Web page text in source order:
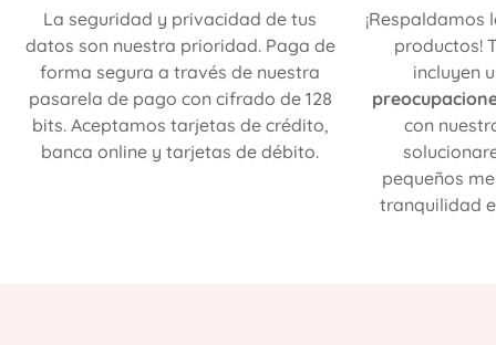
La seguridad y privacidad de tus
datos son nuestra prioridad. Paga de
forma segura a través de nuestra
pasarela de pago con cifrado de 128
bits. Aceptamos tarjetas de crédito,
banca online y tarjetas de débito.
¡Respaldamos
productos!
incluyen
con
pequeños
tranquilidad